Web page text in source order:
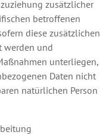
zusätzlicher
betroffenen
diese zusätzlichen
werden und
unterliegen,
Daten nicht
natürlichen Person